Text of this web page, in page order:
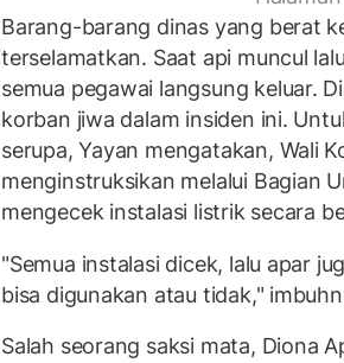
Barang-barang dinas yang berat
terselamatkan. Saat api muncul
semua pegawai langsung keluar.
korban jiwa dalam insiden ini.
serupa, Yayan mengatakan, Wali
menginstruksikan melalui Bagian
mengecek instalasi listrik secara
"Semua instalasi dicek, lalu apar
bisa digunakan atau tidak,"
Salah seorang saksi mata, Diona